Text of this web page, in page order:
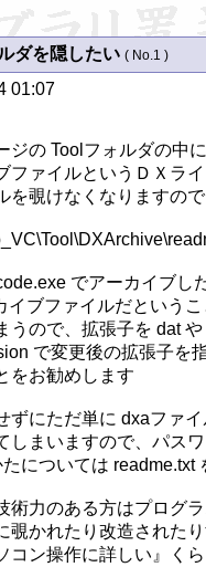
ダを隠したい ( No.1 )
01:07
ジの Toolフォルダの中
ファイルというＤＸラ
を覗けなくなりますの
でアーカイブし
イブファイルだという
うので、拡張子を dat
で変更後の拡張子を
をお勧めします
ずにただ単に dxaファ
しまいますので、パス
については readme.txt
術力のある方はプログ
覗かれたり改造された
コン操作に詳しい』く